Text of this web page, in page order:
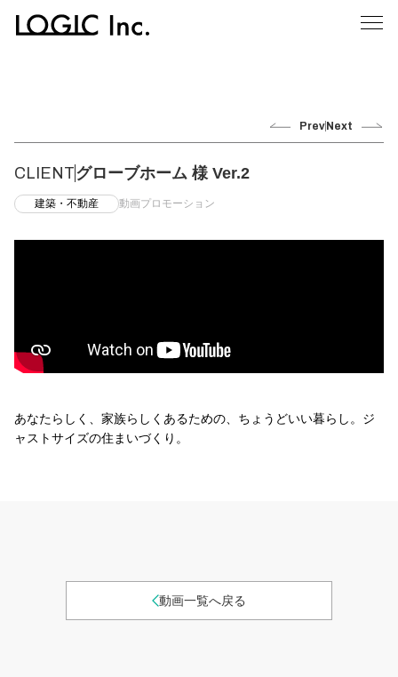
Prev Next
CLIENTグローブホーム 様 Ver.2
建築・不動産 動画プロモーション
あなたらしく、家族らしくあるための、ちょうどいい暮らし。ジ
ャストサイズの住まいづくり。
動画一覧へ戻る